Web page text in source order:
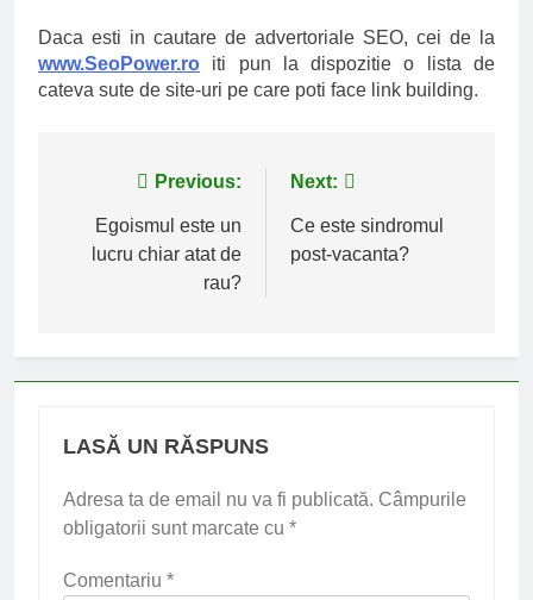
Daca esti in cautare de advertoriale SEO, cei de la
www.SeoPower.ro iti pun la dispozitie o lista de
cateva sute de site-uri pe care poti face link building.
NavigarePrevious:
Egoismul este un
lucru chiar atat de
rau?
Next:
Ce este sindromul
post-vacanta?
LASĂ UN RĂSPUNS
Adresa ta de email nu va fi publicată. Câmpurile
obligatorii sunt marcate cu *
Comentariu *